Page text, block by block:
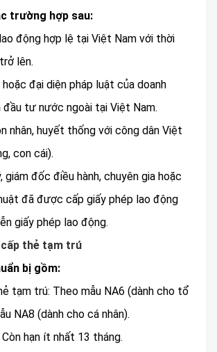
trường hợp sau:
động hợp lệ tại Việt Nam với thời
lên.
đại diện pháp luật của doanh
đầu tư nước ngoài tại Việt Nam.
nhân, huyết thống với công dân Việt
con cái).
giám đốc điều hành, chuyên gia hoặc
đã được cấp giấy phép lao động
giấy phép lao động.
thẻ tạm trú
bị gồm:
tạm trú: Theo mẫu NA6 (dành cho tổ
NA8 (dành cho cá nhân).
hạn ít nhất 13 tháng.